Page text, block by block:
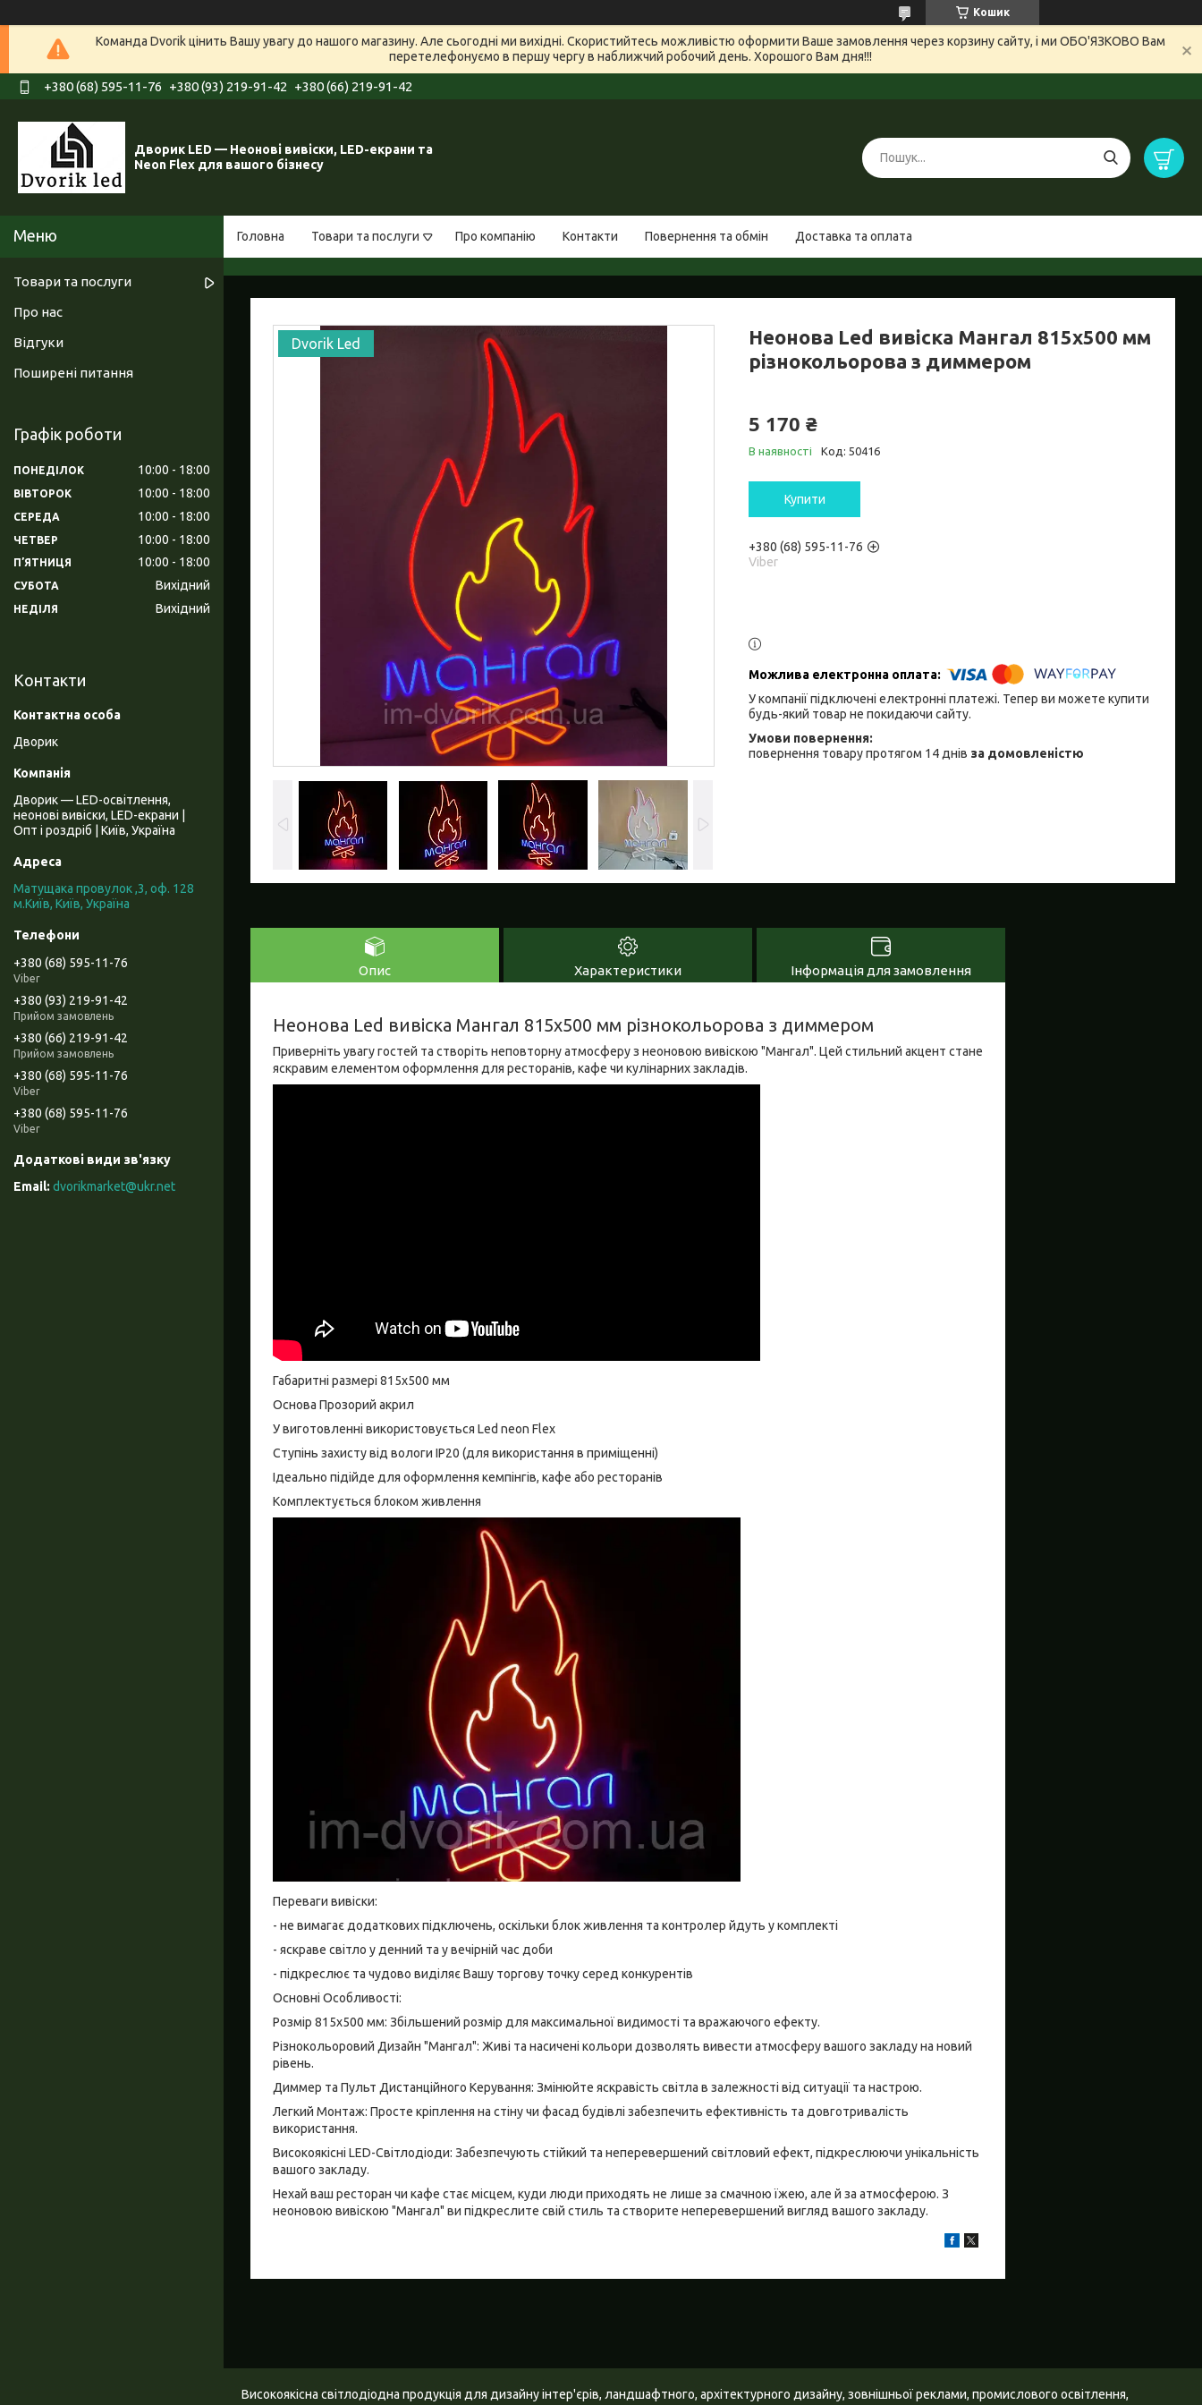
Кошик
Команда Dvorik цінить Вашу увагу до нашого магазину. Але сьогодні ми вихідні. Скористийтесь можливістю оформити Ваше замовлення через корзину сайту, і ми ОБО'ЯЗКОВО Вам
перетелефонуємо в першу чергу в наближчий робочий день. Хорошого Вам дня!!!
+380 (68) 595-11-76 +380 (93) 219-91-42 +380 (66) 219-91-42
Дворик LED — Неонові вивіски, LED-екрани та
Neon Flex для вашого бізнесу
Головна Товари та послуги Про компанію Контакти Повернення та обмін Доставка та оплата
Dvorik Led
Неонова Led вивіска Мангал 815х500 мм
різнокольорова з диммером
5 170 ₴
В наявності Код: 50416
Купити
+380 (68) 595-11-76
Viber
У компанії підключені електронні платежі. Тепер ви можете купити
будь-який товар не покидаючи сайту.
повернення товару протягом 14 днів за домовленістю
Опис Характеристики Інформація для замовлення
Неонова Led вивіска Мангал 815х500 мм різнокольорова з диммером
Приверніть увагу гостей та створіть неповторну атмосферу з неоновою вивіскою "Мангал". Цей стильний акцент стане
яскравим елементом оформлення для ресторанів, кафе чи кулінарних закладів.
Габаритні размері 815х500 мм
Основа Прозорий акрил
У виготовленні використовується Led neon Flex
Ступінь захисту від вологи IP20 (для використання в приміщенні)
Ідеально підійде для оформлення кемпінгів, кафе або ресторанів
Комплектується блоком живлення
Переваги вивіски:
- не вимагає додаткових підключень, оскільки блок живлення та контролер йдуть у комплекті
- яскраве світло у денний та у вечірній час доби
- підкреслює та чудово виділяє Вашу торгову точку серед конкурентів
Основні Особливості:
Розмір 815x500 мм: Збільшений розмір для максимальної видимості та вражаючого ефекту.
Різнокольоровий Дизайн "Мангал": Живі та насичені кольори дозволять вивести атмосферу вашого закладу на новий
рівень.
Диммер та Пульт Дистанційного Керування: Змінюйте яскравість світла в залежності від ситуації та настрою.
Легкий Монтаж: Просте кріплення на стіну чи фасад будівлі забезпечить ефективність та довготривалість
використання.
Високоякісні LED-Світлодіоди: Забезпечують стійкий та неперевершений світловий ефект, підкреслюючи унікальність
вашого закладу.
Нехай ваш ресторан чи кафе стає місцем, куди люди приходять не лише за смачною їжею, але й за атмосферою. З
неоновою вивіскою "Мангал" ви підкреслите свій стиль та створите неперевершений вигляд вашого закладу.
Товари та послуги
Про нас
Відгуки
Поширені питання
Графік роботи
ПОНЕДІЛОК 10:00 18:00
ВІВТОРОК 10:00 18:00
СЕРЕДА 10:00 18:00
ЧЕТВЕР 10:00 18:00
ПʼЯТНИЦЯ 10:00 18:00
СУБОТА Вихідний
НЕДІЛЯ Вихідний
Контакти
Дворик
Дворик — LED-освітлення,
неонові вивіски, LED-екрани |
Опт і роздріб | Київ, Україна
Матущака провулок ,3, оф. 128
м.Київ, Київ, Україна
+380 (68) 595-11-76
Viber
+380 (93) 219-91-42
Прийом замовлень
+380 (66) 219-91-42
Прийом замовлень
+380 (68) 595-11-76
Viber
+380 (68) 595-11-76
Viber
dvorikmarket@ukr.net
Високоякісна світлодіодна продукція для дизайну інтер'єрів, ландшафтного, архітектурного дизайну, зовнішньої реклами, промислового освітлення,